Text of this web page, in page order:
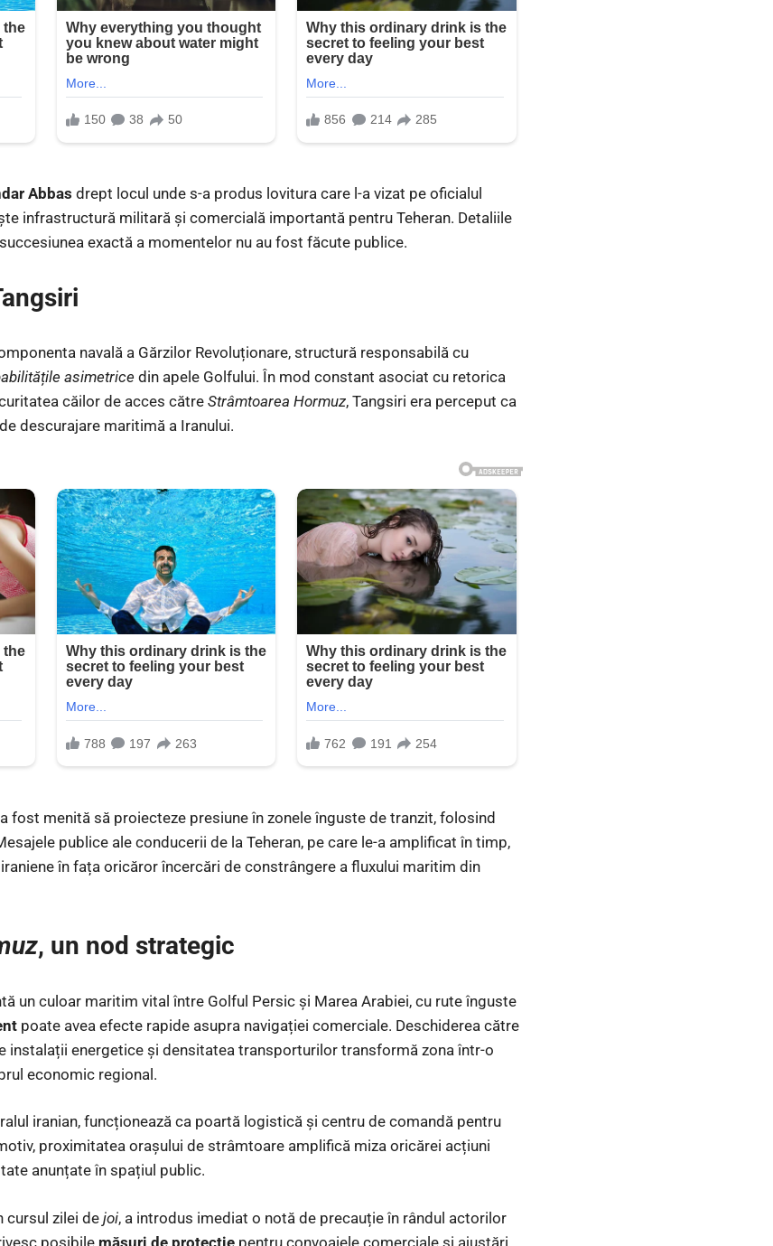
Abbas drept locul unde s-a produs lovitura care l-a vizat pe oficialul
infrastructură militară și comercială importantă pentru Teheran. Detaliile
exactă a momentelor nu au fost făcute publice.
navală a Gărzilor Revoluționare, structură responsabilă cu
asimetrice din apele Golfului. În mod constant asociat cu retorica
căilor de acces către Strâmtoarea Hormuz, Tangsiri era perceput ca
descurajare maritimă a Iranului.
fost menită să proiecteze presiune în zonele înguste de tranzit, folosind
publice ale conducerii de la Teheran, pe care le-a amplificat în timp,
în fața oricăror încercări de constrângere a fluxului maritim din
, un nod strategic
un culoar maritim vital între Golful Persic și Marea Arabiei, cu rute înguste
poate avea efecte rapide asupra navigației comerciale. Deschiderea către
instalații energetice și densitatea transporturilor transformă zona într-o
economic regional.
iranian, funcționează ca poartă logistică și centru de comandă pentru
proximitatea orașului de strâmtoare amplifică miza oricărei acțiuni
anunțate în spațiul public.
cursul zilei dejoi, a introdus imediat o notă de precauție în rândul actorilor
posibile măsuri de protecție pentru convoaiele comerciale și ajustări